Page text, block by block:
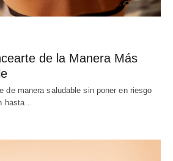
de la Manera Más
de manera saludable sin poner en riesgo
hasta…